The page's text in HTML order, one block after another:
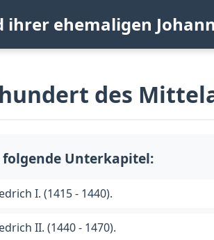
ehemaligen
des
Unterkapitel:
I. (1415 - 1440).
II. (1440 - 1470).